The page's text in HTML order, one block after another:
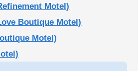
Motel)
Boutique Motel)
Motel)